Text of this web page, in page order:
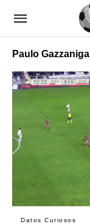
Paulo Gazzaniga
Datos Curiosos